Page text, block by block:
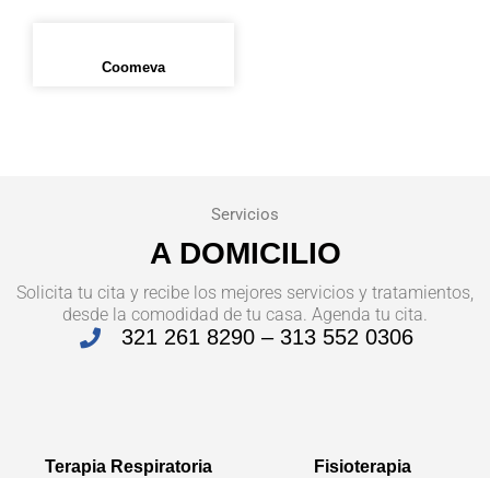
Coomeva
Servicios
A DOMICILIO
Solicita tu cita y recibe los mejores servicios y tratamientos,
desde la comodidad de tu casa. Agenda tu cita.
321 261 8290 – 313 552 0306
Terapia Respiratoria Fisioterapia